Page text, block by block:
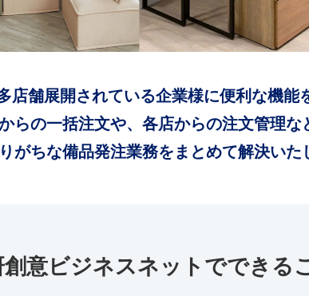
店舗展開されている企業様に便利な機能
らの一括注文や、各店からの注文管理な
がちな備品発注業務をまとめて解決いた
創意ビジネスネットでできる